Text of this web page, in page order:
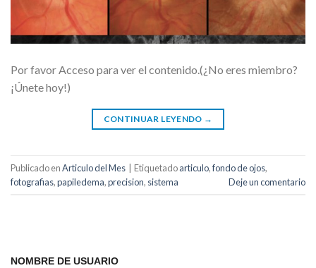
Por favor Acceso para ver el contenido.(¿No eres miembro?
¡Únete hoy!)
CONTINUAR LEYENDO →
Publicado enArticulo del Mes Etiquetadoarticulo,fondo de ojos,
fotografias,papiledema,precision, sistema Deje un comentario
NOMBRE DE USUARIO